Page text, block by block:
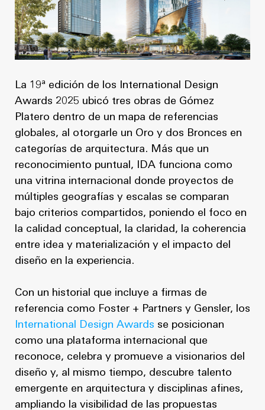
GP inside
Noticias
Trabaja con nosotros
Contacto
La 19ª edición de los International Design
Awards 2025 ubicó tres obras de Gómez
Platero dentro de un mapa de referencias
globales, al otorgarle un Oro y dos Bronces en
categorías de arquitectura. Más que un
reconocimiento puntual, IDA funciona como
una vitrina internacional donde proyectos de
múltiples geografías y escalas se comparan
bajo criterios compartidos, poniendo el foco en
la calidad conceptual, la claridad, la coherencia
entre idea y materialización y el impacto del
diseño en la experiencia.
Con un historial que incluye a firmas de
referencia como Foster + Partners y Gensler, los
International Design Awards se posicionan
como una plataforma internacional que
reconoce, celebra y promueve a visionarios del
diseño y, al mismo tiempo, descubre talento
emergente en arquitectura y disciplinas afines,
ampliando la visibilidad de las propuestas